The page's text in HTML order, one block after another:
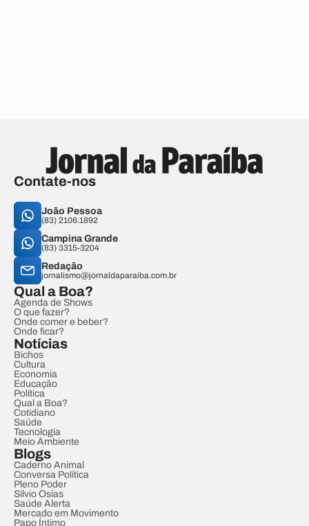
Contate-nos
João Pessoa
(83) 2106.1892
Campina Grande
(83) 3315-3204
Redação
jornalismo@jornaldaparaiba.com.br
Qual a Boa?
Agenda de Shows
O que fazer?
Onde comer e beber?
Onde ficar?
Notícias
Bichos
Cultura
Economia
Educação
Política
Qual a Boa?
Cotidiano
Saúde
Tecnologia
Meio Ambiente
Blogs
Caderno Animal
Conversa Política
Pleno Poder
Sílvio Osias
Saúde Alerta
Mercado em Movimento
Papo Íntimo